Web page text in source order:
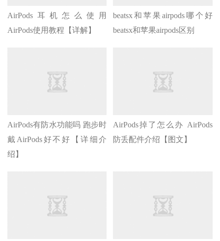
AirPods耳机怎么使用
AirPods使用教程【详解】
beatsx和苹果airpods哪个好
beatsx和苹果airpods区别
AirPods有防水功能吗 跑步时
戴AirPods好不好【详细介
绍】
AirPods掉了怎么办 AirPods
防丢配件介绍【图文】